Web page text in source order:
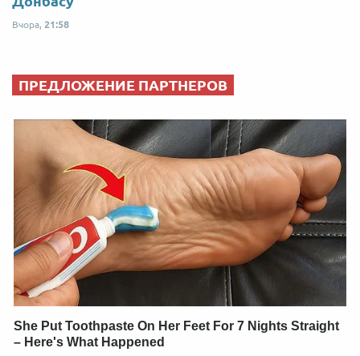
Вчора, 21:58
ПРЕДЛОЖЕНИЕ ПАРТНЕРОВ
She Put Toothpaste On Her Feet For 7 Nights Straight
– Here's What Happened